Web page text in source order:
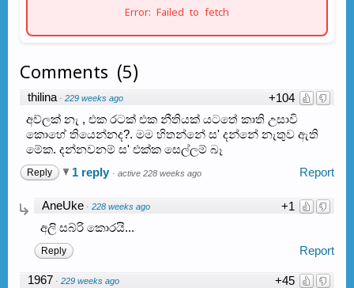
Error: Failed to fetch
Comments (5)
+104
thilina · 229 weeks ago
අව්ලක් නැ , එක රටක් එක නීතියක් යටතේ කාති උසාවි
කොහේ තියෙන්නද?. මම හිතන්නේ ස' දන්නේ නැතුව ඇති
මේක. දන්නවනම් ස' එක්ක සෙල්ලම් බෑ
Report
Reply 1 reply · active 228 weeks ago
+1
AneUke · 228 weeks ago
අලි සබ්රි කොරයි...
Report
Reply
+45
1967 · 229 weeks ago